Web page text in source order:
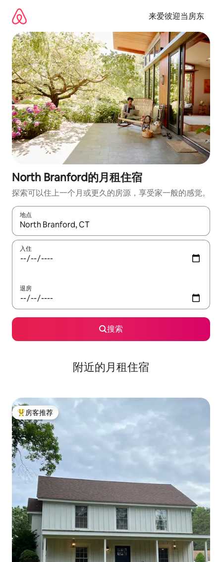
来爱彼迎当房东
North Branford的月租住宿
探索可以住上一个月或更久的房源，享受家一般的感觉。
地点
如有搜索结果，请使用上下方向键查看，或通过点击或滑动手势
入住
退房
搜索
附近的月租住宿
热门「房客推荐」
房客推荐